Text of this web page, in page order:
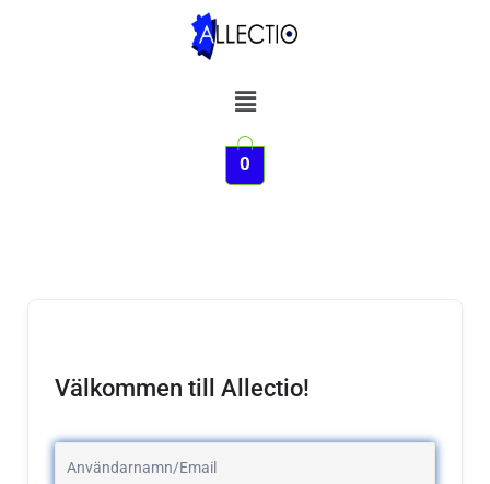
Meny
0
Välkommen till Allectio!